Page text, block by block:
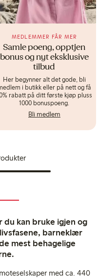
Samle poeng, opptjen
bonus og nyt eksklusive
tilbud
MEDLEMMER FÅR MER
Her begynner alt det gode, bli
i butikk eller på nett og få
rabatt på ditt første kjøp pluss
1000 bonuspoeng.
Bli medlem
kan bruke igjen og
barneklær
mest behagelige
med ca. 440